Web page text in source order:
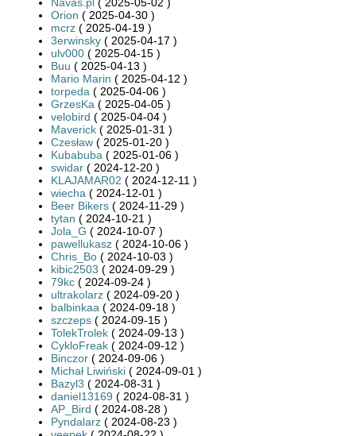
Orion ( 2025-04-30 )
mcrz ( 2025-04-19 )
3erwinsky ( 2025-04-17 )
ulv000 ( 2025-04-15 )
Buu ( 2025-04-13 )
Mario Marin ( 2025-04-12 )
torpeda ( 2025-04-06 )
GrzesKa ( 2025-04-05 )
velobird ( 2025-04-04 )
Maverick ( 2025-01-31 )
Czesław ( 2025-01-20 )
Kubabuba ( 2025-01-06 )
swidar ( 2024-12-20 )
KLAJAMAR02 ( 2024-12-11 )
wiecha ( 2024-12-01 )
Beer Bikers ( 2024-11-29 )
tytan ( 2024-10-21 )
Jola_G ( 2024-10-07 )
pawellukasz ( 2024-10-06 )
Chris_Bo ( 2024-10-03 )
kibic2503 ( 2024-09-29 )
79kc ( 2024-09-24 )
ultrakolarz ( 2024-09-20 )
balbinkaa ( 2024-09-18 )
szczeps ( 2024-09-15 )
TolekTrolek ( 2024-09-13 )
CykloFreak ( 2024-09-12 )
Binczor ( 2024-09-06 )
Michał Liwiński ( 2024-09-01 )
Bazyl3 ( 2024-08-31 )
daniel13169 ( 2024-08-31 )
AP_Bird ( 2024-08-28 )
Pyndalarz ( 2024-08-23 )